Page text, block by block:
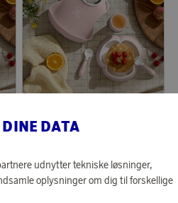
BabyBjörn
Optjen 301 point
12 510 point
300 kr
DATA
udnytter tekniske løsninger,
oplysninger om dig til forskellige